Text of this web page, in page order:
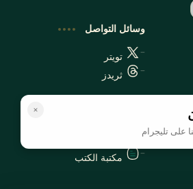
على تليجرام
وسائل التواصل
تويتر
ثريدز
مكتبة الكتب